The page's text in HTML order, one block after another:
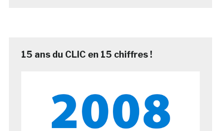
15 ans du CLIC en 15 chiffres !